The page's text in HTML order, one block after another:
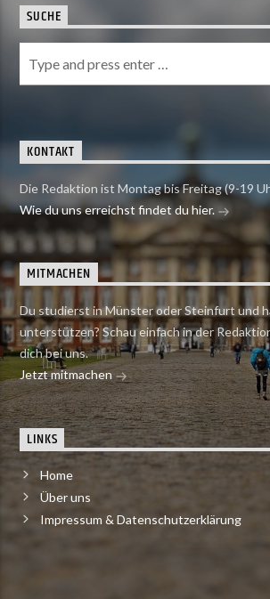
SUCHE
KONTAKT
Die Redaktion ist Montag bis Freitag (9-19
Wie du uns erreichst findet du hier.
MITMACHEN
Du studierst in Münster oder Steinfurt und
unterstützen? Schau einfach in der
dich bei uns.
Jetzt mitmachen
LINKS
Home
Über uns
Impressum & Datenschutzerklärung